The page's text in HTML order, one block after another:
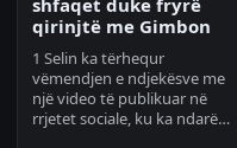
shfaqet duke fryrë
qirinjtë me Gimbon
1 Selin ka tërhequr
vëmendjen e ndjekësve me
një video të publikuar në
rrjetet sociale, ku ka ndarë…